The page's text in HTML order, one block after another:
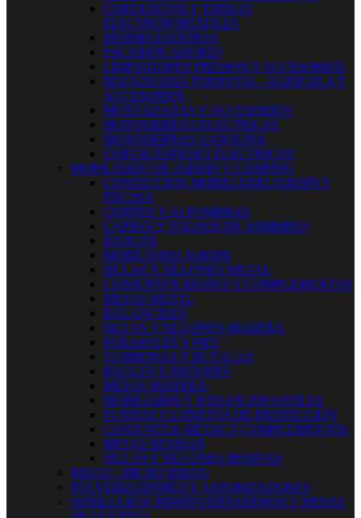
CORTASETOS Y TIJERAS
ELECTROPORTATILES
DESBROZADORAS
ESCARIFICADORES
LIMPIADORES PRESION Y ACCESORIOS
MAQUINARIA FORESTAL - AGRICOLA Y
ACCESORIOS
MOTOAZADAS Y ACCESORIOS
MOTOSIERRAS ELECTRICAS
MOTOSIERRAS GASOLINA
CORTACESPEDES ELECTRICOS
MOBILIARIO DE JARDIN Y CAMPING
CONFECCION MOBILIARIO JARDÍN Y
PISCINA
COJINES Y ALFOMBRAS
CARPAS Y TOLDOS DE SOMBREO
BANCOS
MOBILIARIO JARDIN
SILLAS Y SILLONES METAL
CONJUNTOS RESINA Y COMPLEMENTOS
MESAS METAL
BALANCINES
SILLAS Y SILLONES MADERA
PARASOLES Y PIES
TUMBONAS Y BUTACAS
BAULES Y ARCONES
MESAS MADERA
MOBILIARIO Y JUEGOS INFANTILES
FUNDAS Y LONETAS DE PROTECCIÓN
CONJUNTOS METAL Y COMPLEMENTOS
MESAS RESINAS
SILLAS Y SILLONES RESINAS
RIEGO - MICRO RIEGO
PULVERIZADORES Y VAPORIZADORES
SEMILLEROS MINIINVERNADEROS Y MESAS